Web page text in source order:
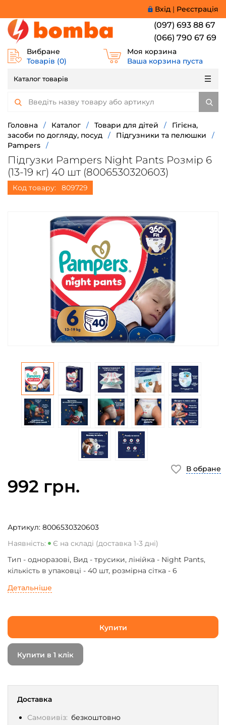
Вхід | Реєстрація
(097) 693 88 67
(066) 790 67 69
Вибране
Товарів (0)
Моя корзина
Ваша корзина пуста
Каталог товарів
Головна / Каталог / Товари для дітей /
Гігієна,
засоби по догляду, посуд
/ Підгузники та пелюшки
/
Pampers
/
Підгузки Pampers Night Pants Розмір 6
(13-19 кг) 40 шт (8006530320603)
Код товару: 809729
992 грн.
Доставка
Самовивіз: безкоштовно
Артикул: 8006530320603
Наявність:
Є на складі (доставка 1-3 дні)
Тип - одноразові, Вид - трусики, лінійка - Night Pants,
кількість в упаковці - 40 шт, розмірна сітка - 6
Детальніше
Купити
Купити в 1 клік
В обране